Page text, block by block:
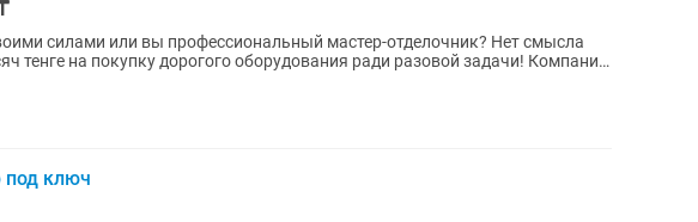
силами или вы профессиональный мастер-отделочник? Нет смысла
тенге на покупку дорогого оборудования ради разовой задачи! Компания
под ключ